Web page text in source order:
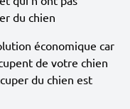
du chien
économique car
de votre chien
du chien est